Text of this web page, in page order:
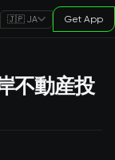
🇯🇵 JA Get App
不動産投